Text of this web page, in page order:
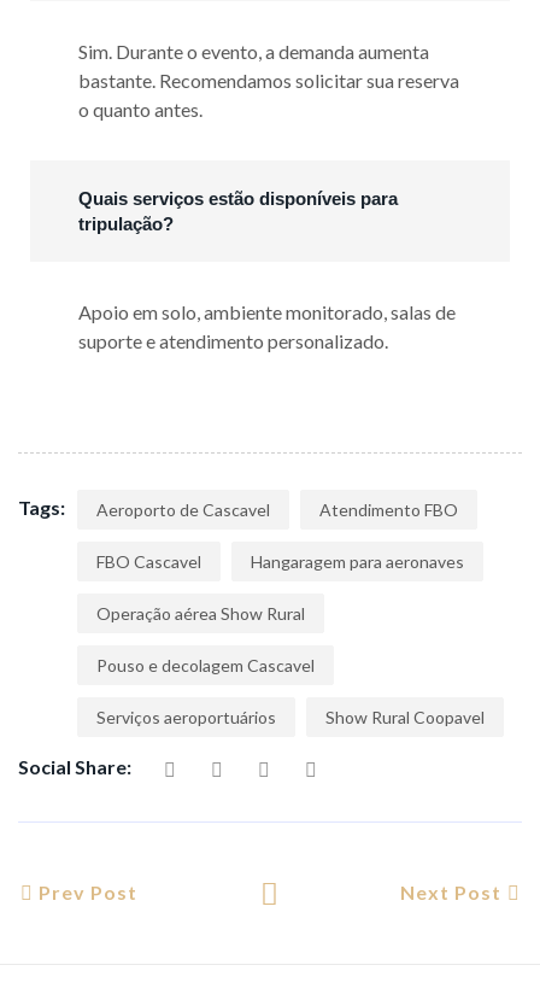
Sim. Durante o evento, a demanda aumenta
bastante. Recomendamos solicitar sua reserva
o quanto antes.
Quais serviços estão disponíveis para
tripulação?
Apoio em solo, ambiente monitorado, salas de
suporte e atendimento personalizado.
Tags: Aeroporto de Cascavel Atendimento FBO
FBO Cascavel Hangaragem para aeronaves
Operação aérea Show Rural
Pouso e decolagem Cascavel
Serviços aeroportuários Show Rural Coopavel
Social Share:
Prev Post Next Post